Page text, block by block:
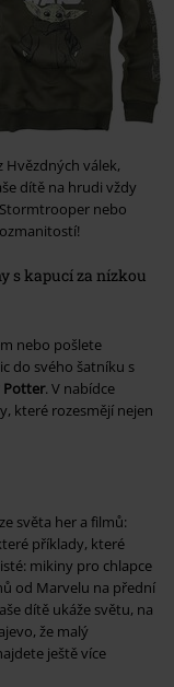
Hvězdných válek,
dítě na hrudi vždy
nebo
s kapucí za nízkou
nebo pošlete
do svého šatníku s
Potter. V nabídce
které rozesmějí nejen
světa her a filmů:
příklady, které
mikiny pro chlapce
od Marvelu na přední
dítě ukáže světu, na
že malý
ještě více